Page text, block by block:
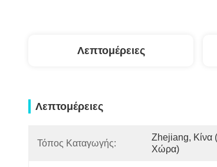
Λεπτομέρειες
Λεπτομέρειες
Τόπος Καταγωγής:
Zhejiang, Κίνα
Χώρα)